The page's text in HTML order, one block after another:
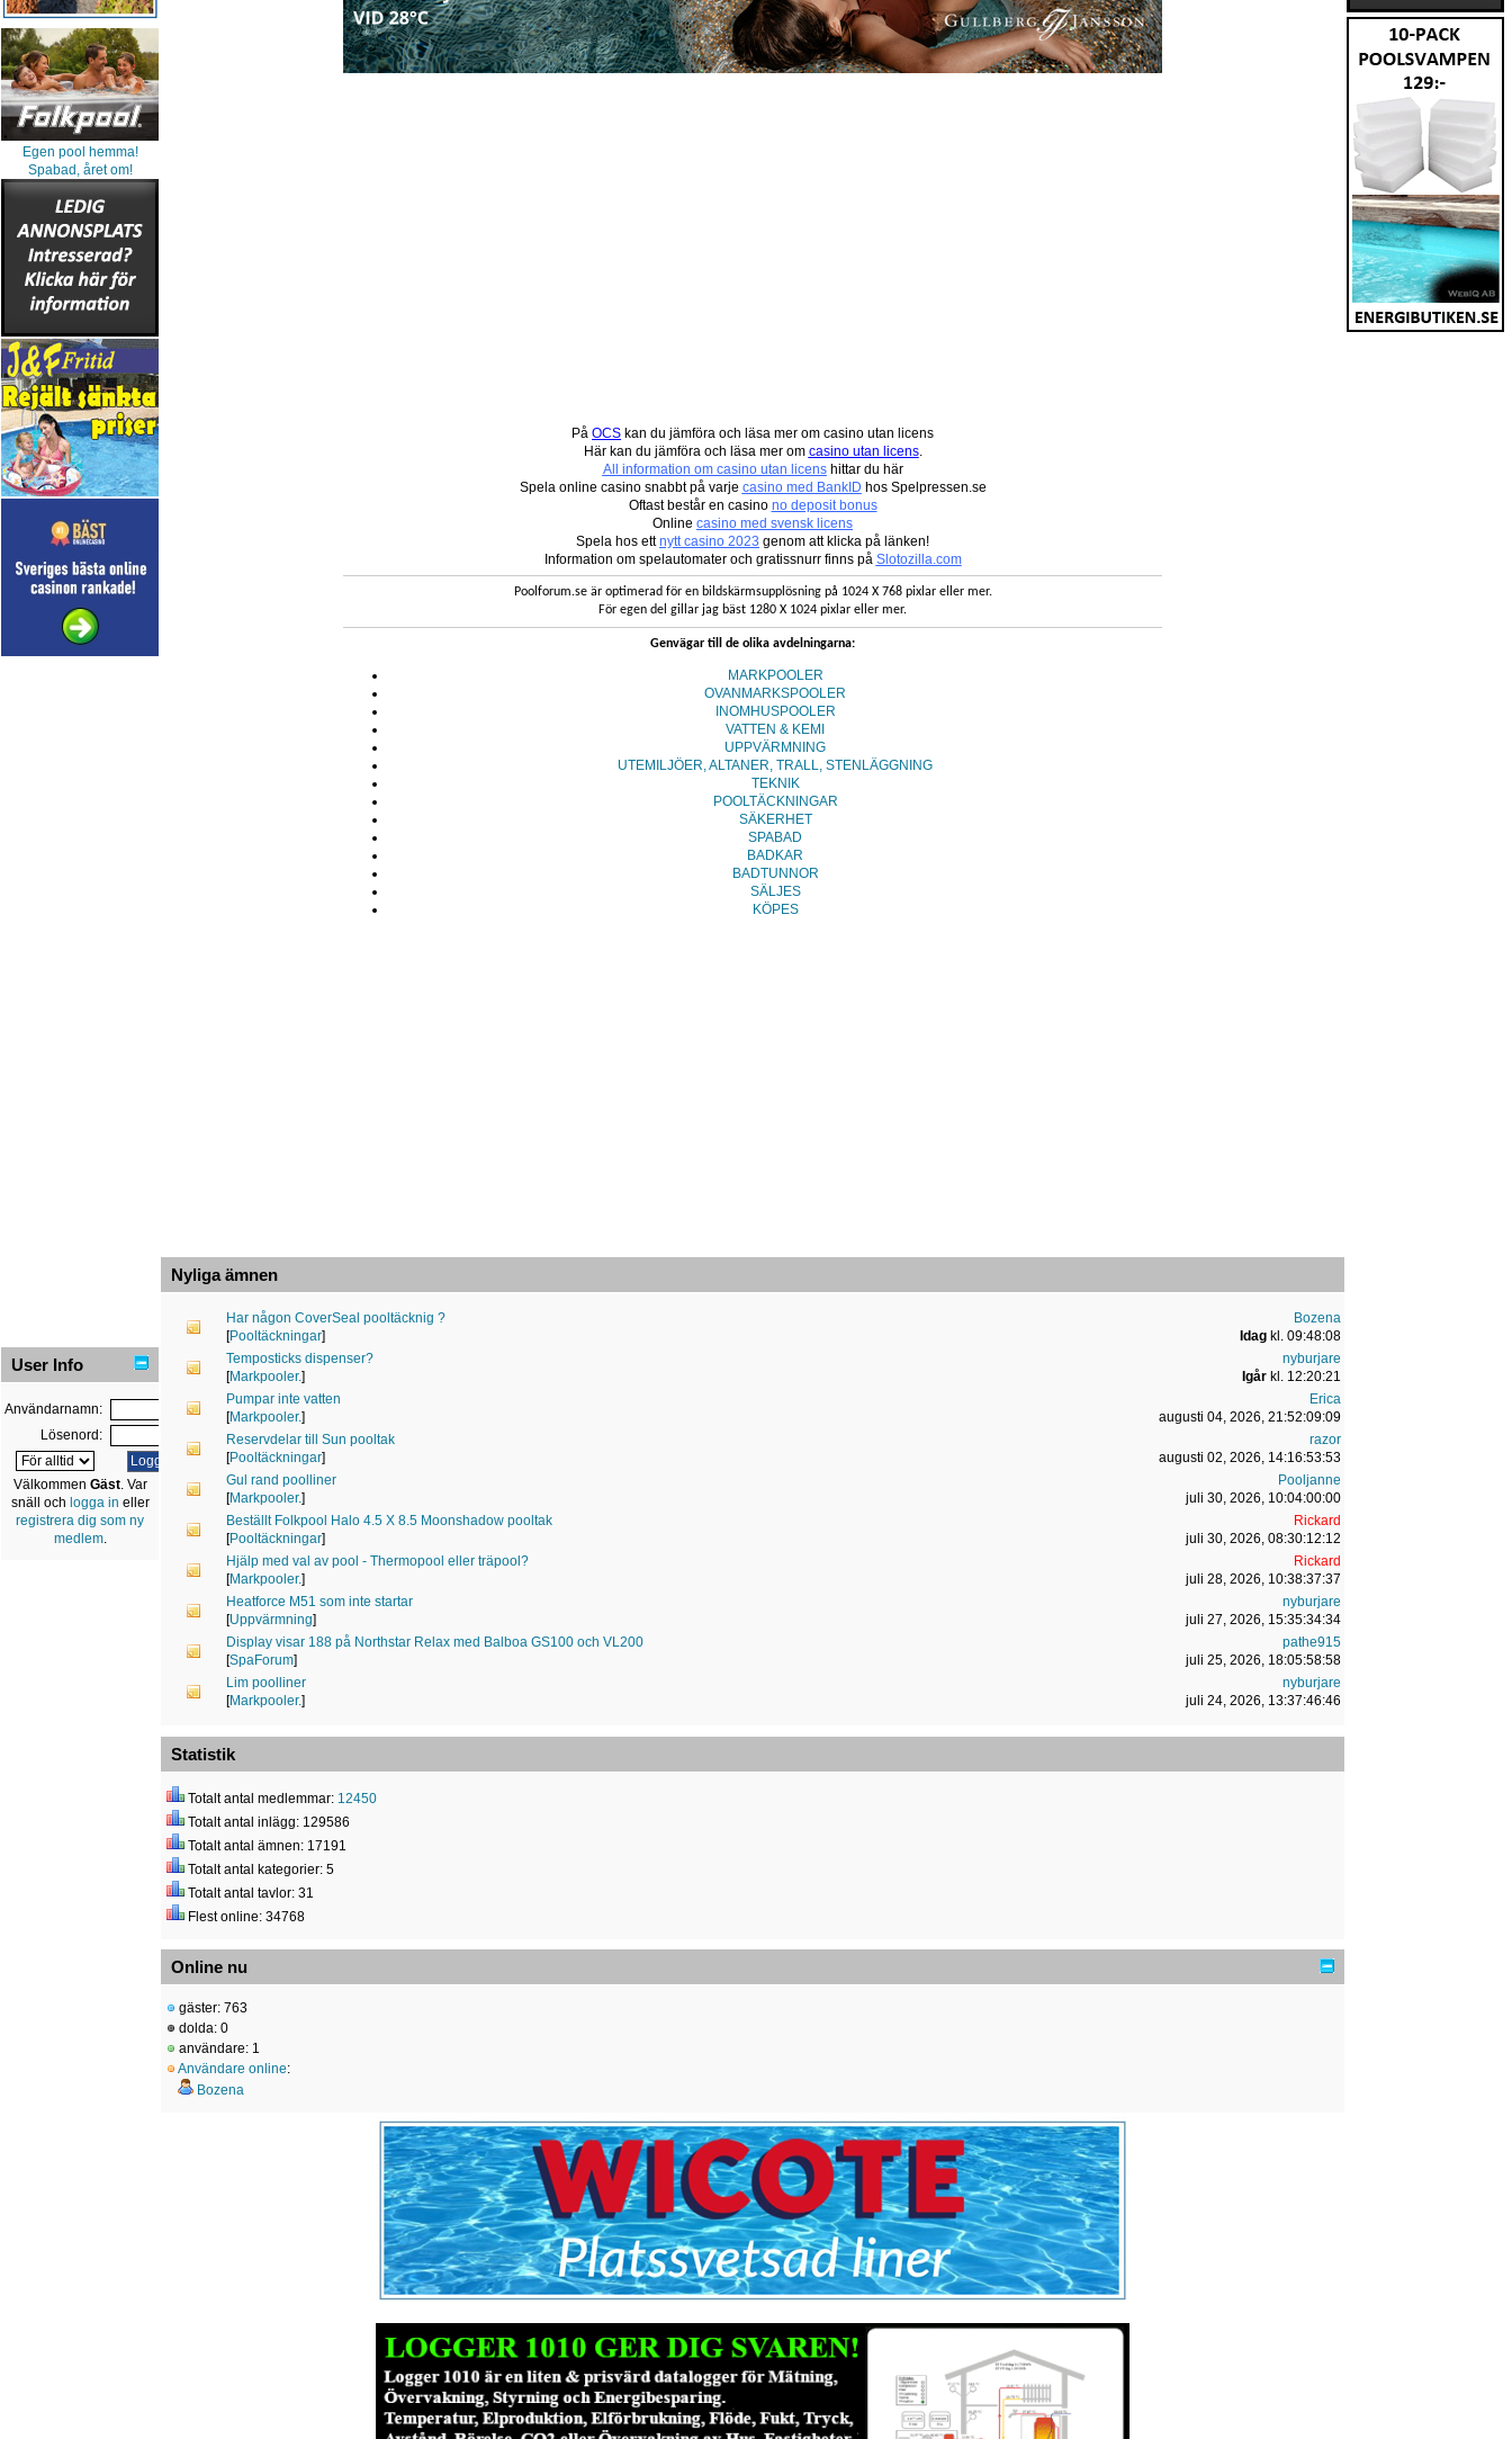
Egen pool hemma!
Spabad, året om!
User Info
Användarnamn:
Lösenord:
Välkommen Gäst. Var
snäll och logga in eller
registrera dig som ny
medlem.
På OCS kan du jämföra och läsa mer om casino utan licens
Här kan du jämföra och läsa mer om casino utan licens.
All information om casino utan licenshittar du här
Spela online casino snabbt på varje casino med BankID hos Spelpressen.se
Oftast består en casino no deposit bonus
Online casino med svensk licens
Spela hos ettnytt casino 2023 genom att klicka på länken!
Information om spelautomater och gratissnurr finns på Slotozilla.com
Poolforum.se är optimerad för en bildskärmsupplösning på 1024 X 768 pixlar eller mer.
För egen del gillar jag bäst 1280 X 1024 pixlar eller mer.
Genvägar till de olika avdelningarna:
MARKPOOLER
OVANMARKSPOOLER
INOMHUSPOOLER
VATTEN & KEMI
UPPVÄRMNING
UTEMILJÖER, ALTANER, TRALL, STENLÄGGNING
TEKNIK
POOLTÄCKNINGAR
SÄKERHET
SPABAD
BADKAR
BADTUNNOR
SÄLJES
KÖPES
Nyliga ämnen
Har någon CoverSeal pooltäcknig ?
[Pooltäckningar]
Bozena
Idag kl. 09:48:08
Temposticks dispenser?
[Markpooler.]
nyburjare
Igår kl. 12:20:21
Pumpar inte vatten
[Markpooler.]
Erica
augusti 04, 2026, 21:52:09:09
Reservdelar till Sun pooltak
[Pooltäckningar]
razor
augusti 02, 2026, 14:16:53:53
Gul rand poolliner
[Markpooler.]
Pooljanne
juli 30, 2026, 10:04:00:00
Beställt Folkpool Halo 4.5 X 8.5 Moonshadow pooltak
[Pooltäckningar]
Rickard
juli 30, 2026, 08:30:12:12
Hjälp med val av pool - Thermopool eller träpool?
[Markpooler.]
Rickard
juli 28, 2026, 10:38:37:37
Heatforce M51 som inte startar
[Uppvärmning]
nyburjare
juli 27, 2026, 15:35:34:34
Display visar 188 på Northstar Relax med Balboa GS100 och VL200
[SpaForum]
pathe915
juli 25, 2026, 18:05:58:58
Lim poolliner
[Markpooler.]
nyburjare
juli 24, 2026, 13:37:46:46
Statistik
Totalt antal medlemmar: 12450
Totalt antal inlägg: 129586
Totalt antal ämnen: 17191
Totalt antal kategorier: 5
Totalt antal tavlor: 31
Flest online: 34768
Online nu
gäster: 763
dolda: 0
användare: 1
Användare online:
Bozena